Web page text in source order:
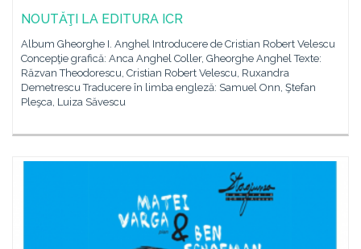
NOUTĂŢI LA EDITURA ICR
Album Gheorghe I. Anghel Introducere de Cristian Robert Velescu
Concepţie grafică: Anca Anghel Coller, Gheorghe Anghel Texte:
Răzvan Theodorescu, Cristian Robert Velescu, Ruxandra
Demetrescu Traducere în limba engleză: Samuel Onn, Ştefan
Pleşca, Luiza Săvescu